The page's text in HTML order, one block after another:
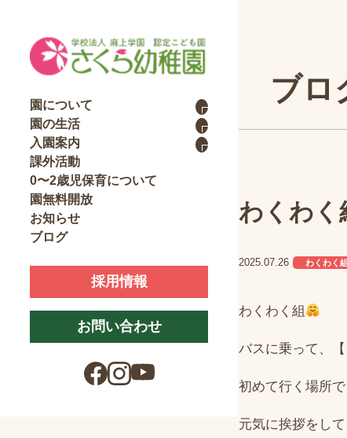
園について
園の生活
入園案内
課外活動
0〜2歳児保育について
園無料開放
お知らせ
ブログ
採用情報
お問い合わせ
ブロ
わくわく
2025.07.26 わくわく
わくわく組
バスに乗って、
初めて行く場所
元気に挨拶をし